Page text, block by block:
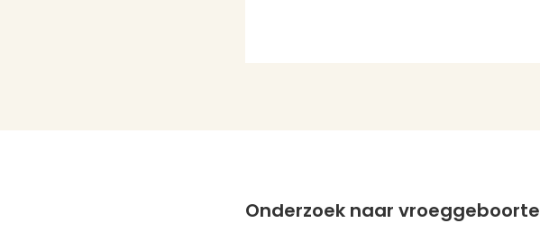
Onderzoek naar vroeggeboorte